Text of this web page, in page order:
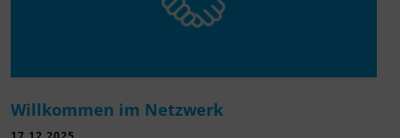
Willkommen im Netzwerk